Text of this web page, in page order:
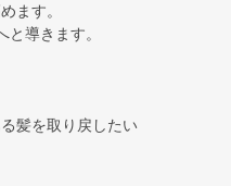
ます。
導きます。
髪を取り戻したい